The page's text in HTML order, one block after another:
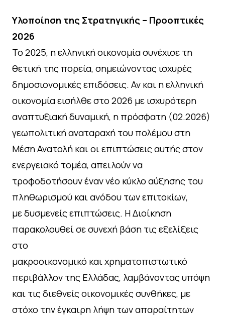
Υλοποίηση της Στρατηγικής – Προοπτικές
2026
Το 2025, η ελληνική οικονομία συνέχισε τη
θετική της πορεία, σημειώνοντας ισχυρές
δημοσιονομικές επιδόσεις. Αν και η ελληνική
οικονομία εισήλθε στο 2026 με ισχυρότερη
αναπτυξιακή δυναμική, η πρόσφατη (02.2026)
γεωπολιτική αναταραχή του πολέμου στη
Μέση Ανατολή και οι επιπτώσεις αυτής στον
ενεργειακό τομέα, απειλούν να
τροφοδοτήσουν έναν νέο κύκλο αύξησης του
πληθωρισμού και ανόδου των επιτοκίων,
με δυσμενείς επιπτώσεις. Η Διοίκηση
παρακολουθεί σε συνεχή βάση τις εξελίξεις
στο
μακροοικονομικό και χρηματοπιστωτικό
περιβάλλον της Ελλάδας, λαμβάνοντας υπόψη
και τις διεθνείς οικονομικές συνθήκες, με
στόχο την έγκαιρη λήψη των απαραίτητων